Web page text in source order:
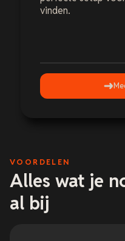
vinden.
VOORDELEN
Alles wat je
al bij